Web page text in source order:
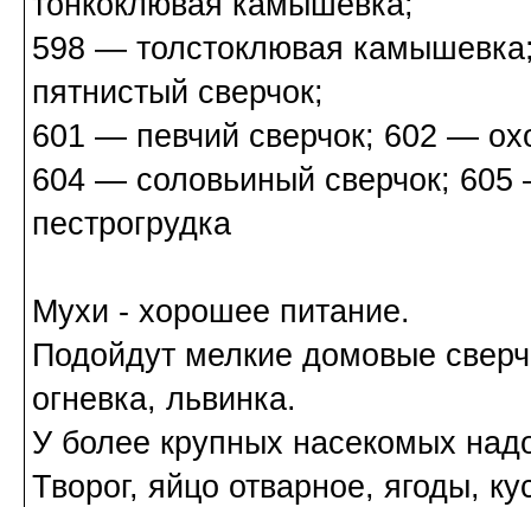
598 — толстоклювая
пятнистый сверчок;
601 — певчий сверчок; 602 —
604 — соловьиный сверчок;
пестрогрудка
Мухи - хорошее питание.
Подойдут мелкие домовые
огневка, львинка.
У более крупных насекомых
Творог, яйцо отварное, ягоды,